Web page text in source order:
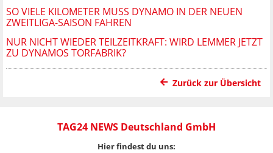
SO VIELE KILOMETER MUSS DYNAMO IN DER NEUEN
ZWEITLIGA-SAISON FAHREN
NUR NICHT WIEDER TEILZEITKRAFT: WIRD LEMMER JETZT
ZU DYNAMOS TORFABRIK?
Zurück zur Übersicht
TAG24 NEWS Deutschland GmbH
Hier findest du uns: